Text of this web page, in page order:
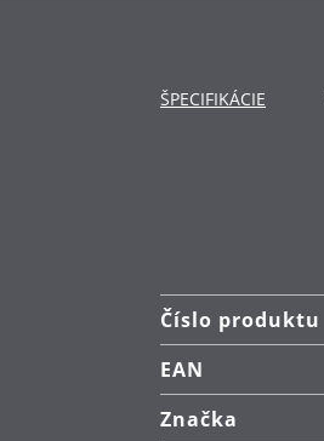
ŠPECIFIKÁCIE
Číslo produktu
EAN
Značka